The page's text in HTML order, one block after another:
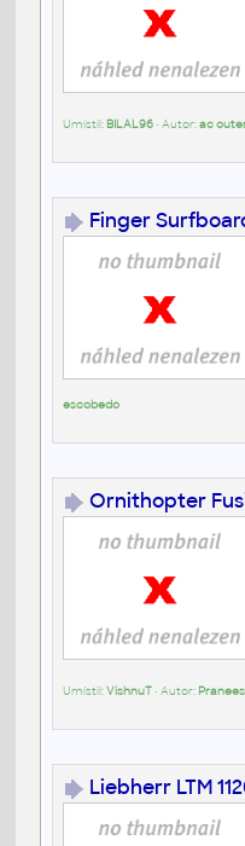
Umístil: BILAL96• Autor:ac
Finger
escobedo
Ornithopter
Umístil:VishnuT• Autor:
Liebherr LTM